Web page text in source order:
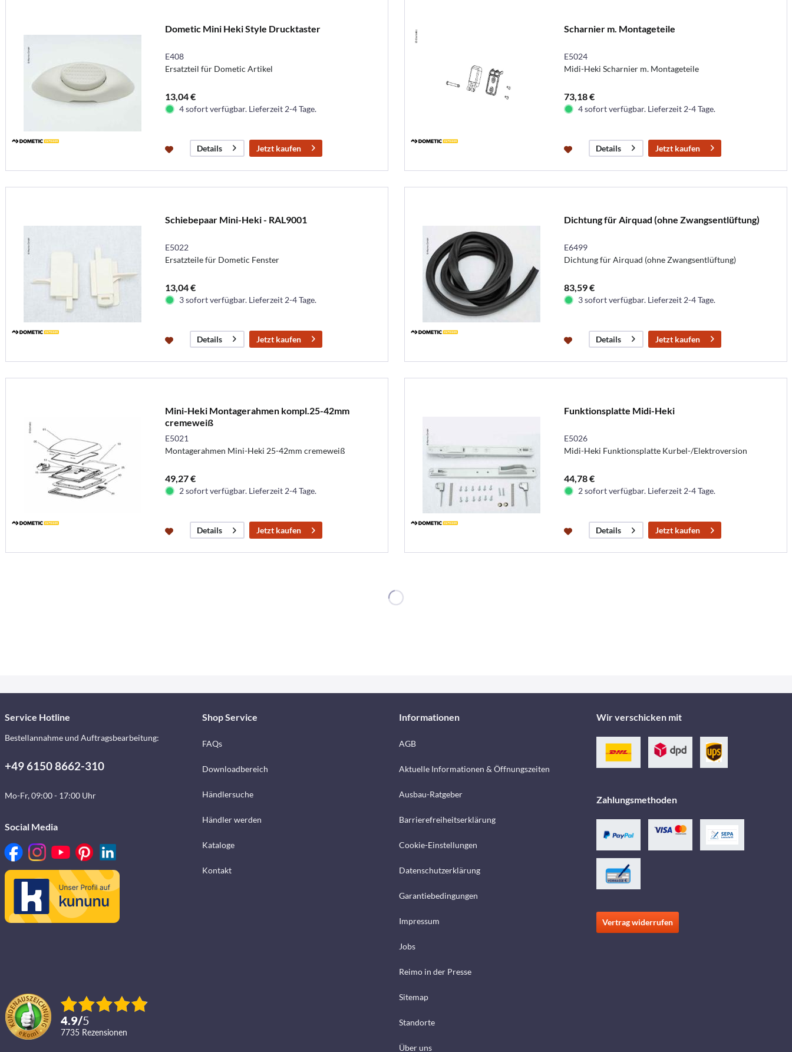
Dometic Mini Heki Style Drucktaster
E408
Ersatzteil für Dometic Artikel
13,04 €
4 sofort verfügbar. Lieferzeit 2-4 Tage.
Details Jetzt kaufen
Scharnier m. Montageteile
E5024
Midi-Heki Scharnier m. Montageteile
73,18 €
4 sofort verfügbar. Lieferzeit 2-4 Tage.
Details Jetzt kaufen
Schiebepaar Mini-Heki - RAL9001
E5022
Ersatzteile für Dometic Fenster
13,04 €
3 sofort verfügbar. Lieferzeit 2-4 Tage.
Details Jetzt kaufen
Dichtung für Airquad (ohne Zwangsentlüftung)
E6499
Dichtung für Airquad (ohne Zwangsentlüftung)
83,59 €
3 sofort verfügbar. Lieferzeit 2-4 Tage.
Details Jetzt kaufen
Mini-Heki Montagerahmen kompl.25-42mm
cremeweiß
E5021
Montagerahmen Mini-Heki 25-42mm cremeweiß
49,27 €
2 sofort verfügbar. Lieferzeit 2-4 Tage.
Details Jetzt kaufen
Funktionsplatte Midi-Heki
E5026
Midi-Heki Funktionsplatte Kurbel-/Elektroversion
44,78 €
2 sofort verfügbar. Lieferzeit 2-4 Tage.
Details Jetzt kaufen
Service Hotline
Bestellannahme und Auftragsbearbeitung:
+49 6150 8662-310
Mo-Fr, 09:00 - 17:00 Uhr
Social Media
4.9/5
7735 Rezensionen
Shop Service
FAQs
Downloadbereich
Händlersuche
Händler werden
Kataloge
Kontakt
Informationen
AGB
Aktuelle Informationen & Öffnungszeiten
Ausbau-Ratgeber
Barrierefreiheitserklärung
Cookie-Einstellungen
Datenschutzerklärung
Garantiebedingungen
Impressum
Jobs
Reimo in der Presse
Sitemap
Standorte
Über uns
Wir verschicken mit
Zahlungsmethoden
Vertrag widerrufen